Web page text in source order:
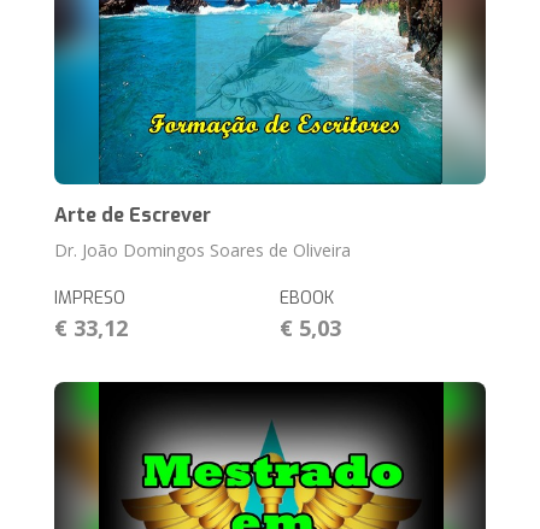
Arte de Escrever
Dr. João Domingos Soares de Oliveira
IMPRESO
€ 33,12
EBOOK
€ 5,03